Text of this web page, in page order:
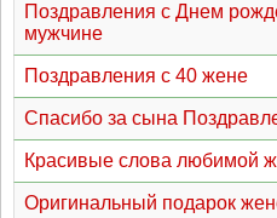
Поздравления с Днем
мужчине
Поздравления с 40 жене
Спасибо за сына
Красивые слова любимой
Оригинальный подарок